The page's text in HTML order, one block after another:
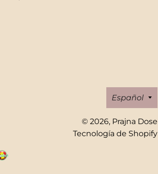
Idioma
Español
© 2026, Prajna Dose
Tecnología de Shopify